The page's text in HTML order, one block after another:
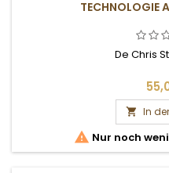
TECHNOLOGIE
De Chris
 In
 Nur noch